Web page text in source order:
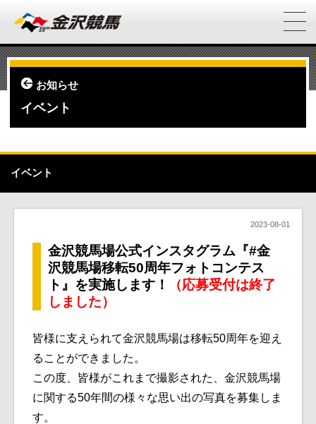
お知らせ
イベント
イベント
2023-08-01
金沢競馬場公式インスタグラム『#金
沢競馬場移転50周年フォトコンテス
ト』を実施します！
（応募受付は終了
しました）
皆様に支えられて金沢競馬場は移転50周年を迎え
ることができました。
この度、皆様がこれまで撮影された、金沢競馬場
に関する50年間の様々な思い出の写真を募集しま
す。